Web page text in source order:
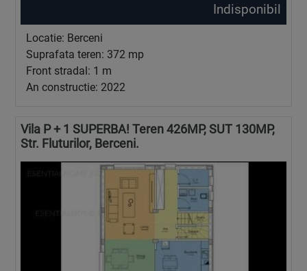
Indisponibil
Locatie: Berceni
Suprafata teren: 372 mp
Front stradal: 1 m
An constructie: 2022
Vila P + 1 SUPERBA! Teren 426MP, SUT 130MP,
Str. Fluturilor, Berceni.